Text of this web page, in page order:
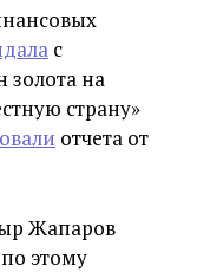
с
золота на
страну»
отчета от
Жапаров
этому